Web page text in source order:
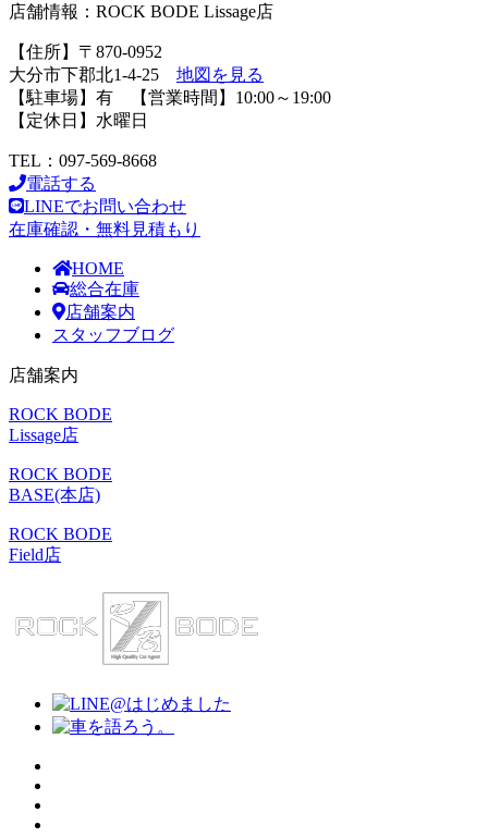
店舗情報：ROCK BODE Lissage店
【住所】〒870-0952
大分市下郡北1-4-25 地図を見る
【駐車場】有 【営業時間】10:00～19:00
【定休日】水曜日
TEL：097-569-8668
電話する
LINEでお問い合わせ
在庫確認・無料見積もり
HOME
総合在庫
店舗案内
スタッフブログ
店舗案内
ROCK BODE
Lissage店
ROCK BODE
BASE(本店)
ROCK BODE
Field店